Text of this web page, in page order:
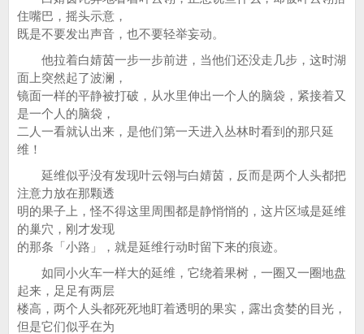
住嘴巴，摇头示意，
既是不要发出声音，也不要轻举妄动。
他拉着白婧茵一步一步前进，当他们还没走几步，这时湖
面上突然起了波澜，
镜面一样的平静被打破，从水里伸出一个人的脑袋，紧接着又
是一个人的脑袋，
二人一看就认出来，是他们第一天进入丛林时看到的那只延
维！
延维似乎没有发现叶云翎与白婧茵，反而是两个人头都把
注意力放在那颗透
明的果子上，怪不得这里周围都是静悄悄的，这片区域是延维
的巢穴，刚才发现
的那条「小路」，就是延维行动时留下来的痕迹。
如同小火车一样大的延维，它绕着果树，一圈又一圈地盘
起来，足足有两层
楼高，两个人头都死死地盯着透明的果实，露出贪婪的目光，
但是它们似乎在为